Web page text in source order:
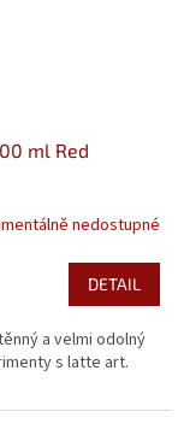
ml Red
nedostupné
DETAIL
a velmi odolný
s latte art.